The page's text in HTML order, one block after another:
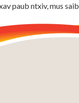
paub ntxiv, mus saib